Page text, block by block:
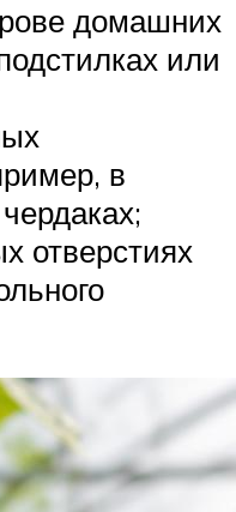
домашних
или
в
отверстиях